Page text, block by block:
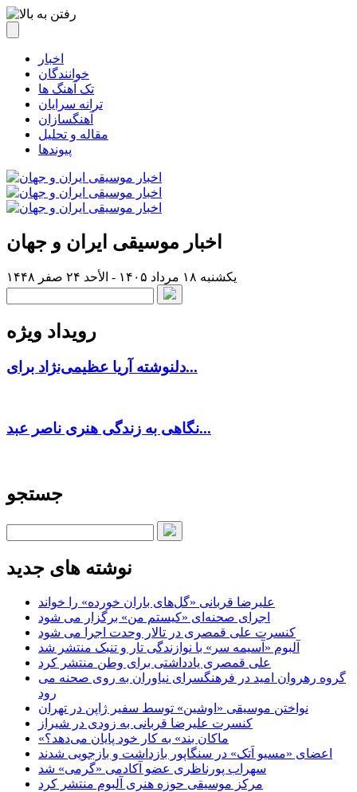
اخبار
خوانندگان
تک آهنگ ها
ترانه سرایان
آهنگسازان
مقاله و تحلیل
پیوندها
اخبار موسیقی ایران و جهان
یکشنبه ۱۸ مرداد ۱۴۰۵ - الأحد ۲۴ صفر ۱۴۴۸
رویداد ویژه
دلنوشته آریا عظیمی‌نژاد برای...
نگاهی به زندگی هنری ناصر عبد...
جستجو
نوشته های جدید
علیرضا قربانی «گل‌های باران خورده» را خواند
اجرای صحنه‌ای «کیستم من» برگزار می شود
کنسرت علی قمصری در تالار وحدت اجرا می شود
آلبوم «آسیمه سر» با نوازندگی تار و تنبک منتشر شد
علی قمصری یادداشتی برای وطن منتشر کرد
گروه رهروان امید در فرهنگسرای نیاوران به روی صحنه می
رود
نواختن موسیقی «اوشین» توسط سفیر ژاپن در تهران
کنسرت علیرضا قربانی به زودی در شیراز
«ماکان بند» به کار خود پایان می‌دهد؟
اعضای «مسیو اَتک» در سنگاپور بازداشت و بازجویی شدند
سهراب پورناظری عضو آکادمی «گرمی» شد
مرکز موسیقی حوزه هنری آلبوم منتشر کرد